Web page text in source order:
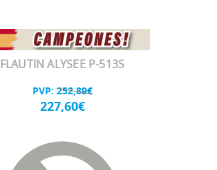
FLAUTIN ALYSEE P-513S
PVP: 252,89€
227,60€